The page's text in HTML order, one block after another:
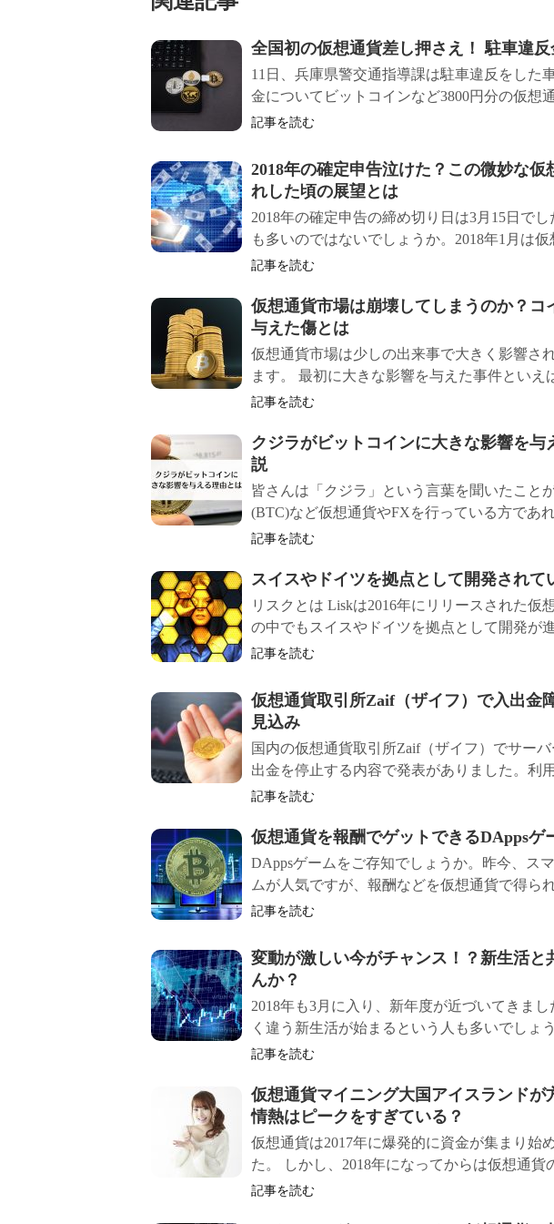
全国初の仮想通貨差し押さえ！ 駐車違
11日、兵庫県警交通指導課は駐車違反をした
金についてビットコインなど3800円分の仮想
記事を読む
2018年の確定申告泣けた？この微妙な
れした頃の展望とは
2018年の確定申告の締め切り日は3月15日で
も多いのではないでしょうか。2018年1月は
記事を読む
仮想通貨市場は崩壊してしまうのか？
与えた傷とは
仮想通貨市場は少しの出来事で大きく影響さ
ます。 最初に大きな影響を与えた事件といえ
記事を読む
クジラがビットコインに大きな影響を
説
皆さんは「クジラ」という言葉を聞いたこと
(BTC)など仮想通貨やFXを行っている方であ
記事を読む
スイスやドイツを拠点として開発されて
リスクとは Liskは2016年にリリースされた仮
の中でもスイスやドイツを拠点として開発が
記事を読む
仮想通貨取引所Zaif（ザイフ）で入出金
見込み
国内の仮想通貨取引所Zaif（ザイフ）でサー
出金を停止する内容で発表がありました。利
記事を読む
仮想通貨を報酬でゲットできるDAppsゲ
DAppsゲームをご存知でしょうか。昨今、ス
ムが人気ですが、報酬などを仮想通貨で得ら
記事を読む
変動が激しい今がチャンス！？新生活と
んか？
2018年も3月に入り、新年度が近づいてきま
く違う新生活が始まるという人も多いでしょ
記事を読む
仮想通貨マイニング大国アイスランドが
情熱はピークをすぎている？
仮想通貨は2017年に爆発的に資金が集まり始
た。 しかし、2018年になってからは仮想通貨
記事を読む